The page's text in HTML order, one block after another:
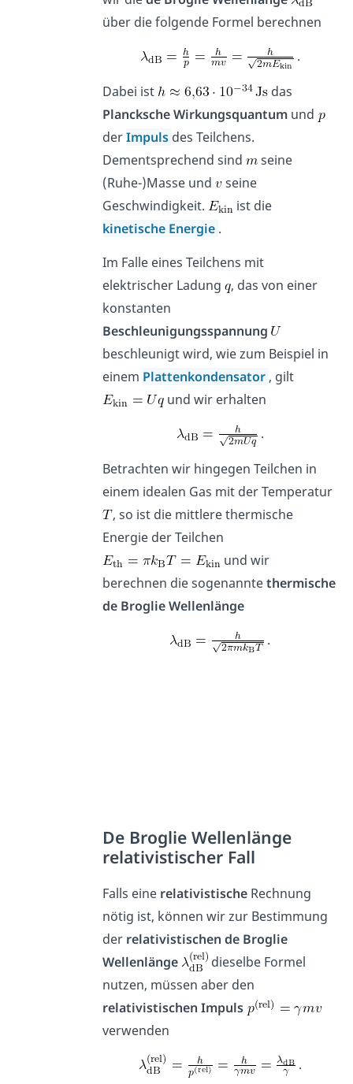
über die folgende Formel berechnen
.
Dabei ist
das
Plancksche Wirkungsquantum und
derImpuls des Teilchens.
Dementsprechend sind
seine
(Ruhe-)Masse und seine
Geschwindigkeit.
ist die
kinetische Energie .
Im Falle eines Teilchens mit
elektrischer Ladung , das von einer
konstanten
Beschleunigungsspannung
beschleunigt wird, wie zum Beispiel in
einem Plattenkondensator , gilt
und wir erhalten
.
Betrachten wir hingegen Teilchen in
einem idealen Gas mit der Temperatur
, so ist die mittlere thermische
Energie der Teilchen
und wir
berechnen die sogenanntethermische
de Broglie Wellenlänge
.
De Broglie Wellenlänge
relativistischer Fall
Falls eine relativistische Rechnung
nötig ist, können wir zur Bestimmung
der relativistischen de Broglie
Wellenlänge
dieselbe Formel
nutzen, müssen aber den
relativistischen Impuls
verwenden
.